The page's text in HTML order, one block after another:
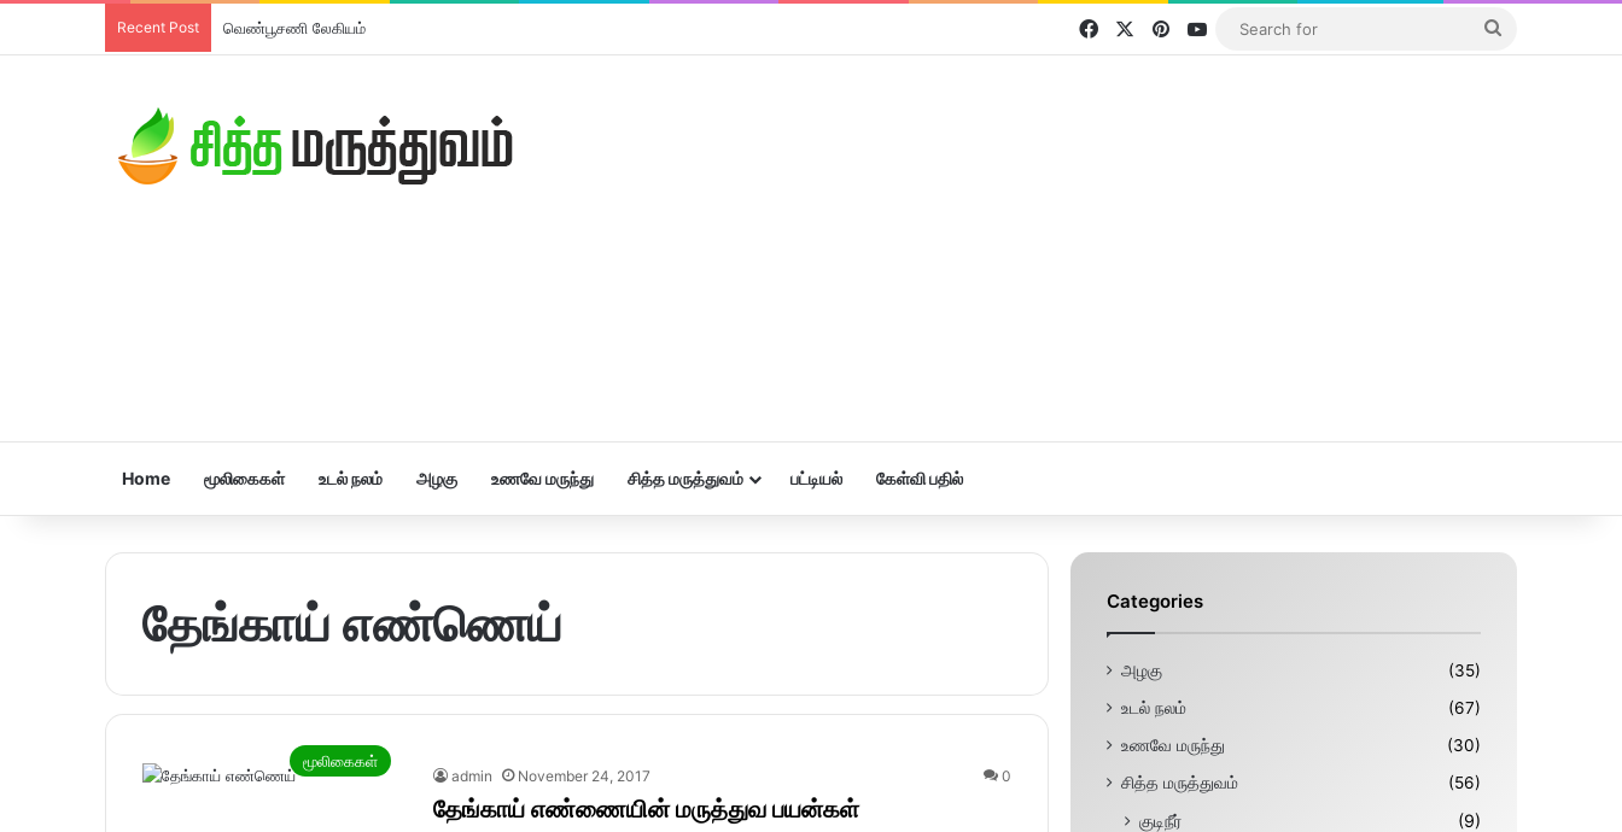
Recent Post வெண்பூசணி லேகியம் FacebookPinterestYouTube
Home மூலிகைகள் உடல் நலம் அழகு உணவே மருந்து சித்த மருத்துவம் பட்டியல் கேள்வி பதில்
தேங்காய் எண்ணெய்
மூலிகைகள்
admin November 24, 2017 0
தேங்காய் எண்ணையின் மருத்துவ பயன்கள்
Categories
அழகு
(35)
உடல் நலம்
(67)
உணவே மருந்து
(30)
சித்த மருத்துவம்
(56)
குடிநீர்
(9)